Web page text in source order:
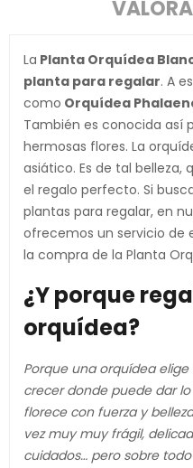
La Planta Orquídea
planta para regalar. A
como Orquídea
También es conocida así
hermosas flores. La
asiático. Es de tal belleza,
el regalo perfecto. Si
plantas para regalar, en
ofrecemos un servicio de
la compra de la Planta
¿Y porque
orquídea?
Porque una orquídea
crecer donde puede dar
florece con fuerza y
vez muy muy frágil,
cuidados… pero sobre